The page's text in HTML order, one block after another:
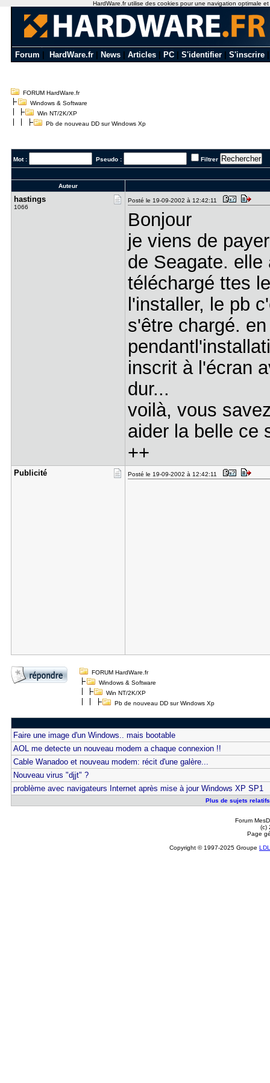
Forum HardWare.fr News Articles PC S'identifier S'inscrire
FORUM HardWare.fr
Windows & Software
Win NT/2K/XP
Pb de nouveau DD sur Windows Xp
Mot : Pseudo : Filtrer
Auteur
hastings
1066
Posté le 19-09-2002 à 12:42:11
Bonjour
je viens de
de Seagate.
téléchargé ttes
l'installer, le pb
s'être chargé.
inscrit à l'écran
dur...
voilà, vous
aider la belle ce
++
Publicité Posté le 19-09-2002 à 12:42:11
FORUM HardWare.fr
Windows & Software
Win NT/2K/XP
Pb de nouveau DD sur Windows Xp
Faire une image d'un Windows.. mais bootable
AOL me detecte un nouveau modem a chaque connexion !!
Cable Wanadoo et nouveau modem: récit d'une galère...
Nouveau virus "djjt" ?
problème avec navigateurs Internet après mise à jour Windows XP SP1
Plus de sujets
Forum
(c)
Page
Copyright © 1997-2025 Groupe
HardWare.fr utilise des cookies pour une navigation optimale